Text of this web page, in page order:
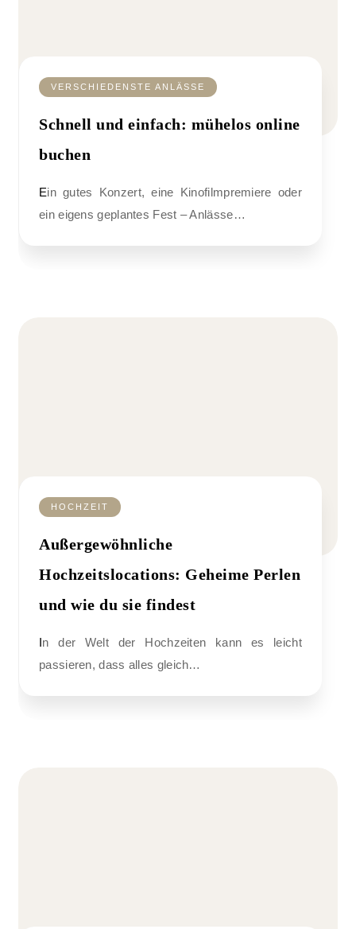
VERSCHIEDENSTE ANLÄSSE
Schnell und einfach: mühelos online
buchen
Ein gutes Konzert, eine Kinofilmpremiere oder
ein eigens geplantes Fest – Anlässe…
HOCHZEIT
Außergewöhnliche
Hochzeitslocations: Geheime Perlen
und wie du sie findest
In der Welt der Hochzeiten kann es leicht
passieren, dass alles gleich…